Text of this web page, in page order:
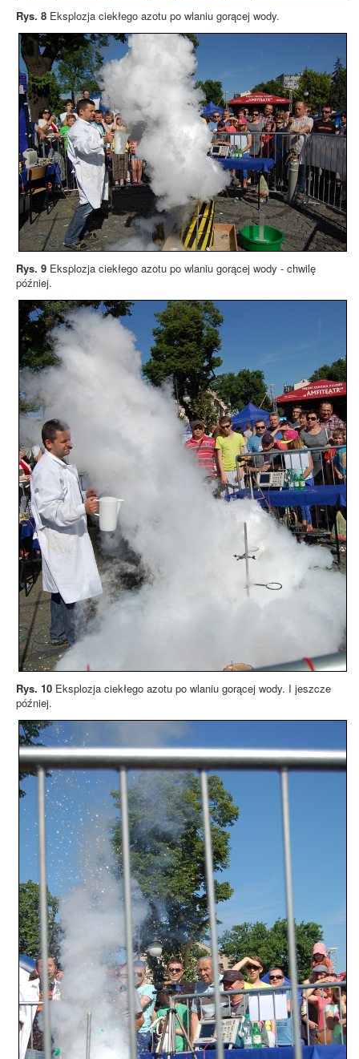
Rys. 8 Eksplozja ciekłego azotu po wlaniu gorącej wody.
Rys. 9 Eksplozja ciekłego azotu po wlaniu gorącej wody - chwilę
później.
Rys. 10 Eksplozja ciekłego azotu po wlaniu gorącej wody. I jeszcze
później.